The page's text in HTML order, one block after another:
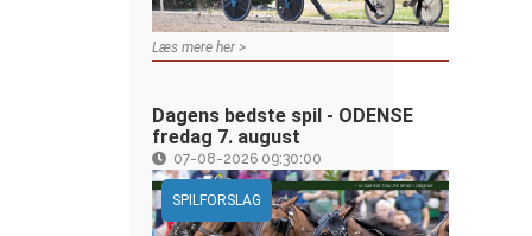
Læs mere her >
Dagens bedste spil - ODENSE
fredag 7. august
07-08-2026 09:30:00
SPILFORSLAG